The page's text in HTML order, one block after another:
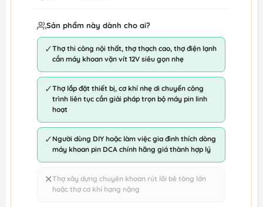
Sản phẩm này dành cho ai?
✓Thợ thi công nội thất, thợ thạch cao, thợ điện lạnh
cần máy khoan vặn vít 12V siêu gọn nhẹ
✓Thợ lắp đặt thiết bị, cơ khí nhẹ di chuyển công
trình liên tục cần giải pháp trọn bộ máy pin linh
hoạt
✓ Người dùng DIY hoặc làm việc gia đình thích dòng
máy khoan pin DCA chính hãng giá thành hợp lý
✕Thợ xây dựng chuyên khoan rút lõi bê tông lớn
hoặc thợ cơ khí hạng nặng